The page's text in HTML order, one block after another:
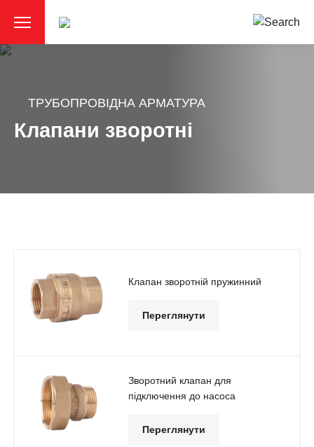
ТРУБОПРОВІДНА АРМАТУРА
Клапани зворотні
Клапан зворотній пружинний
Переглянути
Зворотний клапан для
підключення до насоса
Переглянути